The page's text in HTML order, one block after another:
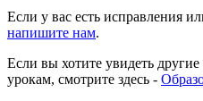
Если у вас есть исправления
напишите нам.
Если вы хотите увидеть
урокам, смотрите здесь -